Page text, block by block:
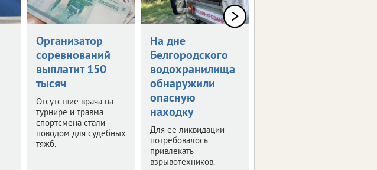
Организатор
соревнований
выплатит 150
тысяч
Отсутствие врача на
турнире и травма
спортсмена стали
поводом для судебных
тяжб.
На дне
Белгородского
водохранилища
обнаружили
опасную
находку
Для ее ликвидации
потребовалось
привлекать
взрывотехников.